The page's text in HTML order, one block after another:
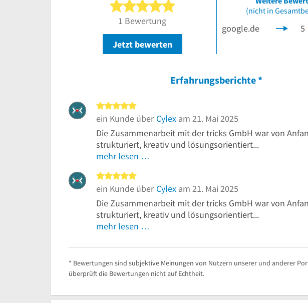
5 von 5 Sternen
1 Bewertung
Jetzt bewerten
(nicht in
google.de 5
Erfahrungsberichte *
ein Kunde über Cylex am 21. Mai 2025
Die Zusammenarbeit mit der tricks GmbH war von
strukturiert, kreativ und lösungsorientiert...
mehr lesen …
ein Kunde über Cylex am 21. Mai 2025
Die Zusammenarbeit mit der tricks GmbH war von
strukturiert, kreativ und lösungsorientiert...
mehr lesen …
* Bewertungen sind subjektive Meinungen von Nutzern unserer und anderer
überprüft die Bewertungen nicht auf Echtheit.